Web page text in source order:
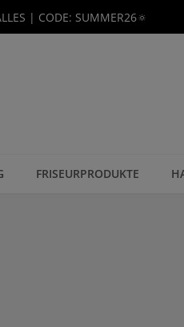
| CODE: SUMMER26🔅
FRISEURPRODUKTE